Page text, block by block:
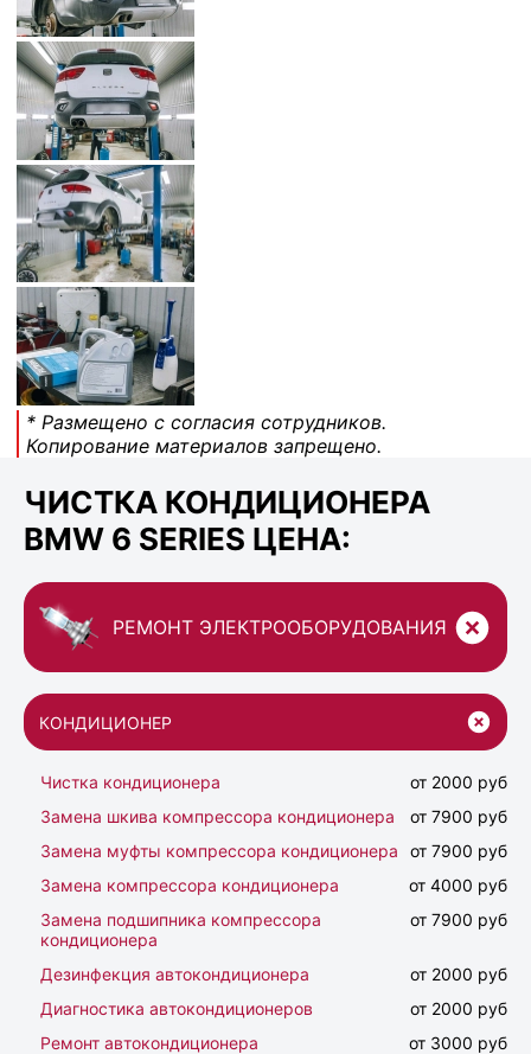
* Размещено с согласия сотрудников.
Копирование материалов запрещено.
ЧИСТКА КОНДИЦИОНЕРА
BMW 6 SERIES ЦЕНА:
РЕМОНТ ЭЛЕКТРООБОРУДОВАНИЯ
КОНДИЦИОНЕР
Чистка кондиционера
от 2000 руб
Замена шкива компрессора кондиционера
от 7900 руб
Замена муфты компрессора кондиционера
от 7900 руб
Замена компрессора кондиционера
от 4000 руб
Замена подшипника компрессора
кондиционера
от 7900 руб
Дезинфекция автокондиционера
от 2000 руб
Диагностика автокондиционеров
от 2000 руб
Ремонт автокондиционера
от 3000 руб